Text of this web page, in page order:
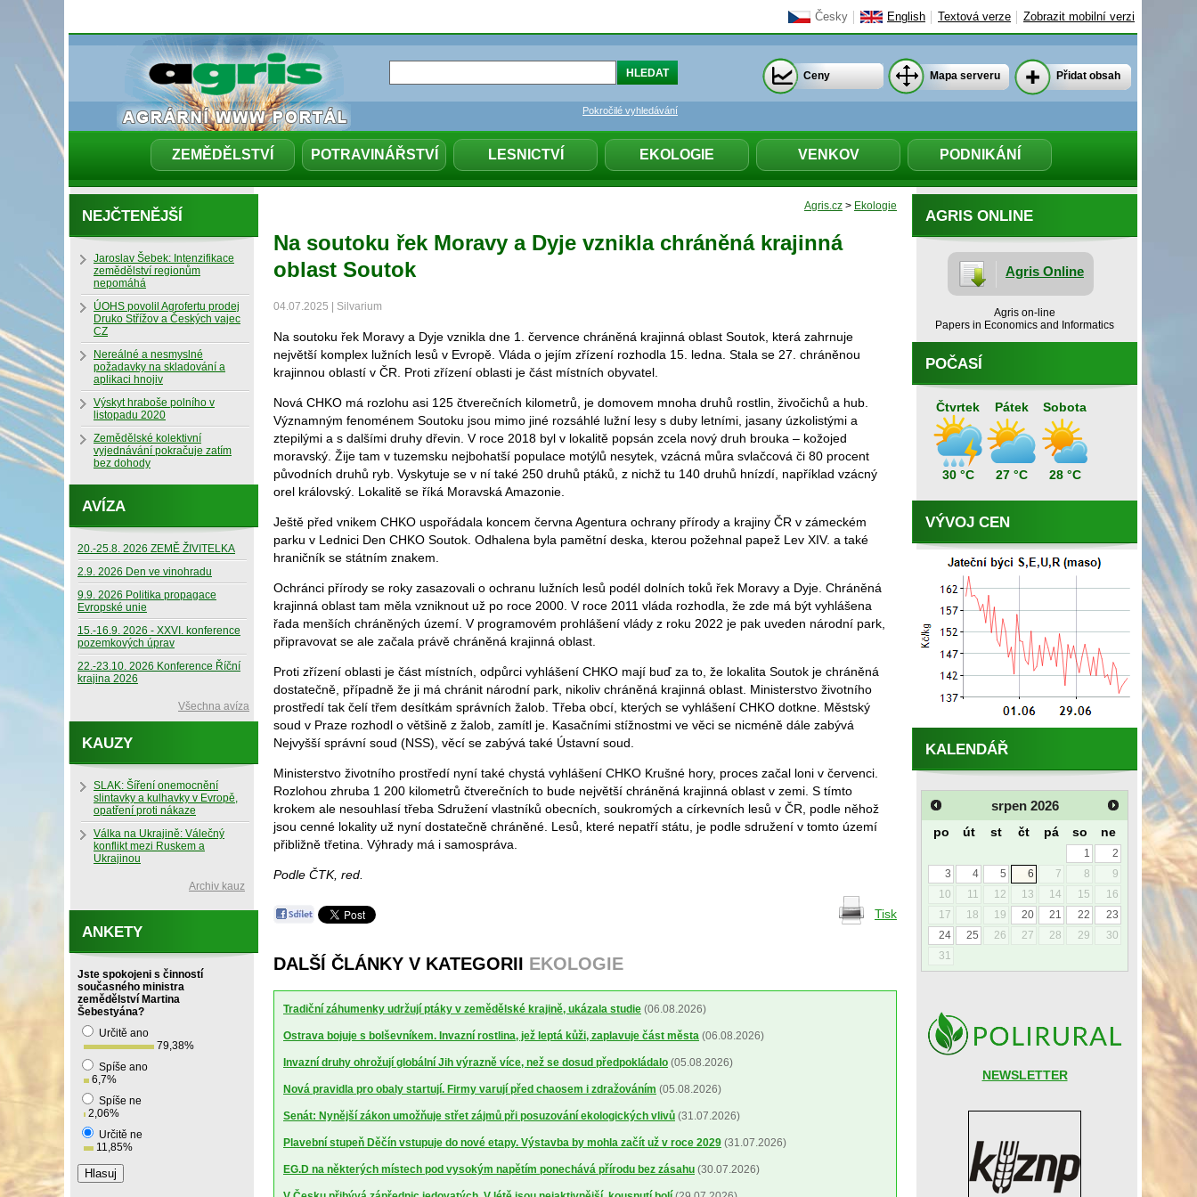
Česky English Textová verze Zobrazit mobilní verzi
ZEMĚDĚLSTVÍ POTRAVINÁŘSTVÍ LESNICTVÍ EKOLOGIE VENKOV PODNIKÁNÍ
Pokročilé vyhledávání
Ceny Mapa serveru Přidat obsah
Agris.cz > Ekologie
Na soutoku řek Moravy a Dyje vznikla chráněná krajinná
oblast Soutok
04.07.2025 | Silvarium
Na soutoku řek Moravy a Dyje vznikla dne 1. července chráněná krajinná oblast Soutok, která zahrnuje
největší komplex lužních lesů v Evropě. Vláda o jejím zřízení rozhodla 15. ledna. Stala se 27. chráněnou
krajinnou oblastí v ČR. Proti zřízení oblasti je část místních obyvatel.
Nová CHKO má rozlohu asi 125 čtverečních kilometrů, je domovem mnoha druhů rostlin, živočichů a hub.
Významným fenoménem Soutoku jsou mimo jiné rozsáhlé lužní lesy s duby letními, jasany úzkolistými a
ztepilými a s dalšími druhy dřevin. V roce 2018 byl v lokalitě popsán zcela nový druh brouka – kožojed
moravský. Žije tam v tuzemsku nejbohatší populace motýlů nesytek, vzácná můra svlačcová či 80 procent
původních druhů ryb. Vyskytuje se v ní také 250 druhů ptáků, z nichž tu 140 druhů hnízdí, například vzácný
orel královský. Lokalitě se říká Moravská Amazonie.
Ještě před vnikem CHKO uspořádala koncem června Agentura ochrany přírody a krajiny ČR v zámeckém
parku v Lednici Den CHKO Soutok. Odhalena byla pamětní deska, kterou požehnal papež Lev XIV. a také
hraničník se státním znakem.
Ochránci přírody se roky zasazovali o ochranu lužních lesů podél dolních toků řek Moravy a Dyje. Chráněná
krajinná oblast tam měla vzniknout už po roce 2000. V roce 2011 vláda rozhodla, že zde má být vyhlášena
řada menších chráněných území. V programovém prohlášení vlády z roku 2022 je pak uveden národní park,
připravovat se ale začala právě chráněná krajinná oblast.
Proti zřízení oblasti je část místních, odpůrci vyhlášení CHKO mají buď za to, že lokalita Soutok je chráněná
dostatečně, případně že ji má chránit národní park, nikoliv chráněná krajinná oblast. Ministerstvo životního
prostředí tak čelí třem desítkám správních žalob. Třeba obcí, kterých se vyhlášení CHKO dotkne. Městský
soud v Praze rozhodl o většině z žalob, zamítl je. Kasačními stížnostmi ve věci se nicméně dále zabývá
Nejvyšší správní soud (NSS), věcí se zabývá také Ústavní soud.
Ministerstvo životního prostředí nyní také chystá vyhlášení CHKO Krušné hory, proces začal loni v červenci.
Rozlohou zhruba 1 200 kilometrů čtverečních to bude největší chráněná krajinná oblast v zemi. S tímto
krokem ale nesouhlasí třeba Sdružení vlastníků obecních, soukromých a církevních lesů v ČR, podle něhož
jsou cenné lokality už nyní dostatečně chráněné. Lesů, které nepatří státu, je podle sdružení v tomto území
přibližně třetina. Výhrady má i samospráva.
Podle ČTK, red.
Tisk
DALŠÍ ČLÁNKY V KATEGORII EKOLOGIE
Tradiční záhumenky udržují ptáky v zemědělské krajině, ukázala studie (06.08.2026)
Ostrava bojuje s bolševníkem. Invazní rostlina, jež leptá kůži, zaplavuje část města (06.08.2026)
Invazní druhy ohrožují globální Jih výrazně více, než se dosud předpokládalo (05.08.2026)
Nová pravidla pro obaly startují. Firmy varují před chaosem i zdražováním (05.08.2026)
Senát: Nynější zákon umožňuje střet zájmů při posuzování ekologických vlivů (31.07.2026)
Plavební stupeň Děčín vstupuje do nové etapy. Výstavba by mohla začít už v roce 2029 (31.07.2026)
EG.D na některých místech pod vysokým napětím ponechává přírodu bez zásahu (30.07.2026)
AGRIS ONLINE
Agris Online
Agris on-line
Papers in Economics and Informatics
POČASÍ
Čtvrtek
30 °C
Pátek
27 °C
Sobota
28 °C
VÝVOJ CEN
KALENDÁŘ
srpen 2026
po út st čt pá so ne
1
2
3
4 5 6 7 8
9
10
11 12 13 14 15
16
17
18 19 20 21 22
23
24
25 26 27 28 29
30
31
NEWSLETTER
NEJČTENĚJŠÍ
Jaroslav Šebek: Intenzifikace
zemědělství regionům
nepomáhá
ÚOHS povolil Agrofertu prodej
Druko Střížov a Českých vajec
CZ
Nereálné a nesmyslné
požadavky na skladování a
aplikaci hnojiv
Výskyt hraboše polního v
listopadu 2020
Zemědělské kolektivní
vyjednávání pokračuje zatím
bez dohody
AVÍZA
20.-25.8. 2026 ZEMĚ ŽIVITELKA
2.9. 2026 Den ve vinohradu
9.9. 2026 Politika propagace
Evropské unie
15.-16.9. 2026 - XXVI. konference
pozemkových úprav
22.-23.10. 2026 Konference Říční
krajina 2026
Všechna avíza
KAUZY
SLAK: Šíření onemocnění
slintavky a kulhavky v Evropě,
opatření proti nákaze
Válka na Ukrajině: Válečný
konflikt mezi Ruskem a
Ukrajinou
Archiv kauz
ANKETY
Jste spokojeni s činností
současného ministra
zemědělství Martina
Šebestyána?
Určitě ano
79,38%
Spíše ano
6,7%
Spíše ne
2,06%
Určitě ne
11,85%